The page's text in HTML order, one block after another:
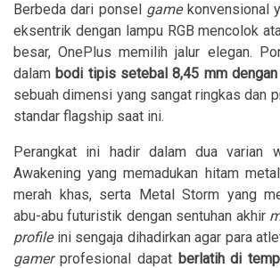
Berbeda dari ponsel game konvensional
eksentrik dengan lampu RGB mencolok
besar, OnePlus memilih jalur elegan.
dalam bodi tipis setebal 8,45 mm
sebuah dimensi yang sangat ringkas dan
standar flagship saat ini.
Perangkat ini hadir dalam dua varian
Awakening yang memadukan hitam
merah khas, serta Metal Storm yang
abu-abu futuristik dengan sentuhan akhir
profileini sengaja dihadirkan agar para
gamer profesional dapat berlatih di